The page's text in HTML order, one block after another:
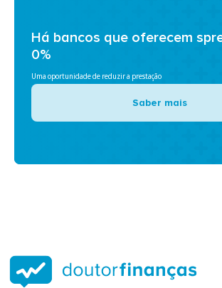
Há bancos que oferecem
0%
Uma oportunidade de reduzir a prestação
Saber mais